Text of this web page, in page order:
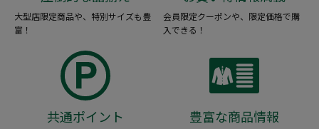
大型店限定商品や、特別サイズも豊
富！
会員限定クーポンや、限定価格で購
入できる！
共通ポイント 豊富な商品情報